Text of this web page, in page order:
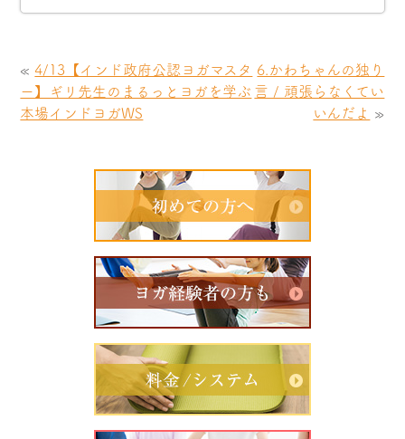
« 4/13【インド政府公認ヨガマスタ
ー】ギリ先生のまるっとヨガを学ぶ
本場インドヨガWS
6.かわちゃんの独り
言 / 頑張らなくてい
いんだよ
»